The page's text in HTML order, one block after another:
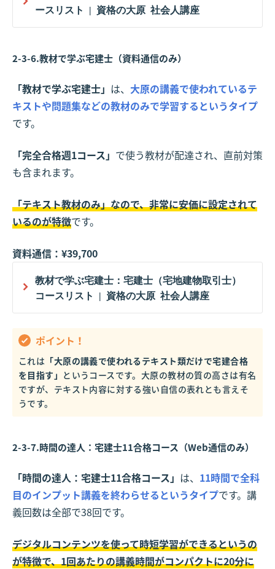
ースリスト | 資格の大原 社会人講座
2-3-6.教材で学ぶ宅建士（資料通信のみ）
「教材で学ぶ宅建士」 は、 大原の講義で使われているテ
キストや問題集などの教材のみで学習するというタイプ
です。
「完全合格週1コース」 で使う教材が配達され、直前対策
も含まれます。
「テキスト教材のみ」なので、非常に安価に設定されて
いるのが特徴です。
資料通信：¥39,700
教材で学ぶ宅建士：宅建士（宅地建物取引士）
コースリスト | 資格の大原 社会人講座
ポイント！
これは 「大原の講義で使われるテキスト類だけで宅建合格
を目指す」 というコースです。大原の教材の質の高さは有名
ですが、テキスト内容に対する強い自信の表れとも言えそ
うです。
2-3-7.時間の達人：宅建士11合格コース（Web通信のみ）
「時間の達人：宅建士11合格コース」 は、 11時間で全科
目のインプット講義を終わらせるというタイプです。講
義回数は全部で38回です。
デジタルコンテンツを使って時短学習ができるというの
が特徴で、1回あたりの講義時間がコンパクトに20分に